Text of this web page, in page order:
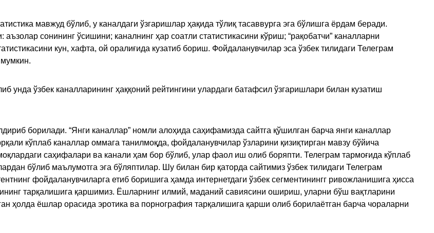
мавжуд бўлиб, у каналдаги ўзгаришлар ҳақида тўлиқ тасаввурга эга бўлишга ёрдам беради.
сонининг ўсишини; каналнинг ҳар соатли статистикасини кўриш; “рақобатчи” каналларни
кун, хафта, ой оралиғида кузатиб бориш. Фойдаланувчилар эса ўзбек тилидаги Телеграм
унда ўзбек каналларининг ҳаққоний рейтингини улардаги батафсил ўзгаришлари билан кузатиш
борилади. “Янги каналлар” номли алоҳида саҳифамизда сайтга қўшилган барча янги каналлар
кўплаб каналлар оммага танилмоқда, фойдаланувчилар ўзларини қизиқтирган мавзу бўйича
саҳифалари ва канали ҳам бор бўлиб, улар фаол иш олиб боряпти. Телеграм тармоғида кўплаб
бўлиб маълумотга эга бўляптилар. Шу билан бир қаторда сайтимиз ўзбек тилидаги Телеграм
фойдаланувчиларга етиб боришига ҳамда интернетдаги ўзбек сегментинингг ривожланишига ҳисса
тарқалишига қаршимиз. Ёшларнинг илмий, маданий савиясини ошириш, уларни бўш вақтларини
ҳолда ёшлар орасида эротика ва порнография тарқалишига қарши олиб борилаётган барча чораларни